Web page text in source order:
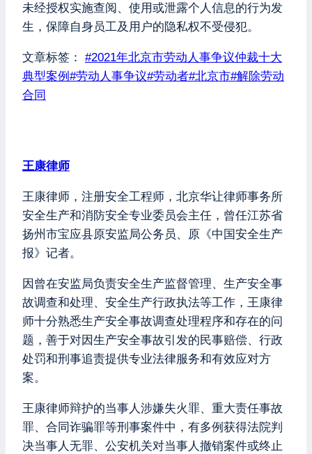
未经授权实施查阅、使用或泄露个人信息的行为发
生，保障自身员工及用户的隐私权不受侵犯。
文章标签： #2021年北京市劳动人事争议仲裁十大
典型案例 #劳动人事争议#劳动者#北京市#解除劳动
合同
王康律师
王康律师，注册安全工程师，北京华让律师事务所
安全生产和消防安全专业委员会主任，曾任江苏省
扬州市宝应县原安监局公务员、原《中国安全生产
报》记者。
因曾在安监局负责安全生产监督管理、生产安全事
故调查和处理、安全生产行政执法等工作，王康律
师十分熟悉生产安全事故调查处理程序和存在的问
题，善于对因生产安全事故引发的民事赔偿、行政
处罚和刑事追责提供专业法律服务和有效应对方
案。
王康律师辩护的当事人涉嫌失火罪、重大责任事故
罪、合同诈骗罪等刑事案件中，有多例获得法院判
决当事人无罪、公安机关对当事人撤销案件或终止